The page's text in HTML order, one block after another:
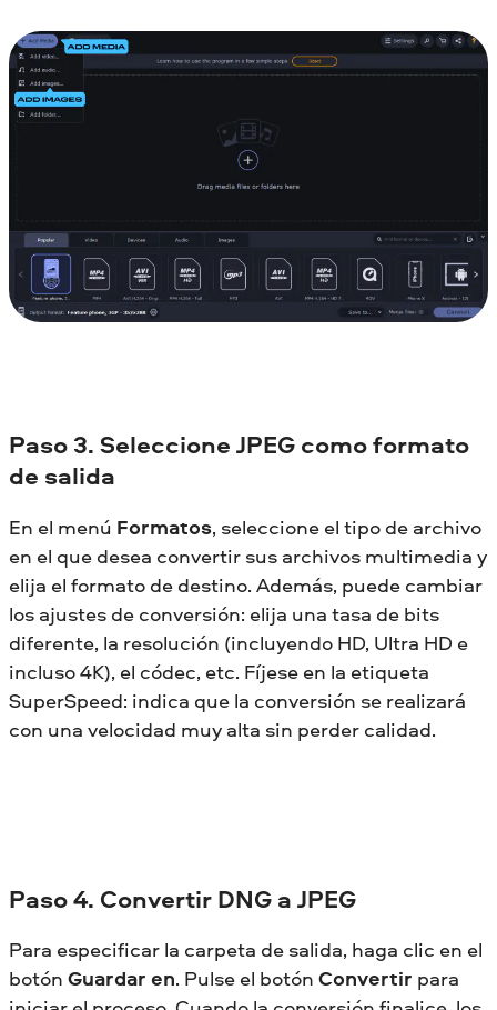
Paso 3. Seleccione JPEG como formato
de salida
En el menú Formatos, seleccione el tipo de archivo
en el que desea convertir sus archivos multimedia y
elija el formato de destino. Además, puede cambiar
los ajustes de conversión: elija una tasa de bits
diferente, la resolución (incluyendo HD, Ultra HD e
incluso 4K), el códec, etc. Fíjese en la etiqueta
SuperSpeed: indica que la conversión se realizará
con una velocidad muy alta sin perder calidad.
Paso 4. Convertir DNG a JPEG
Para especificar la carpeta de salida, haga clic en el
botón Guardar en. Pulse el botón Convertir para